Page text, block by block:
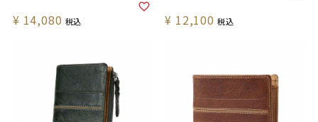
¥ 14,080 税込 ¥ 12,100 税込